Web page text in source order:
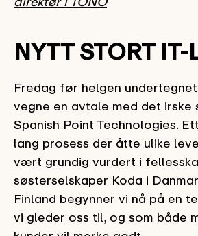
NYTT STORT
Fredag før helgen
vegne en avtale med det irske
Spanish Point Technologies.
lang prosess der åtte ulike
vært grundig vurdert i
søsterselskaper Koda i
Finland begynner vi nå på en
vi gleder oss til, og som både